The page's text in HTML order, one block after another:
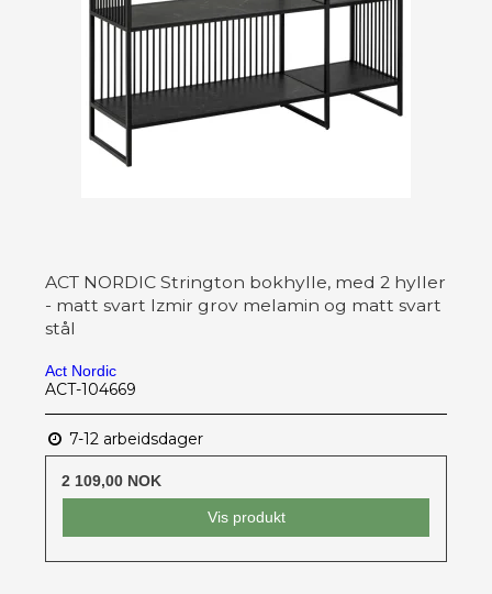
ACT NORDIC Strington bokhylle, med 2 hyller
- matt svart Izmir grov melamin og matt svart
stål
Act Nordic
ACT-104669
7-12 arbeidsdager
2 109,00 NOK
Vis produkt